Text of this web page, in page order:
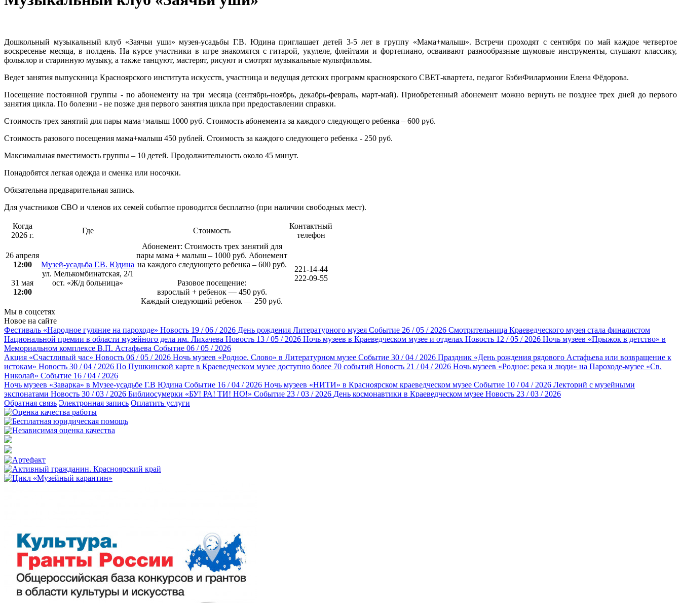
Дошкольный музыкальный клуб «Заячьи уши» музея-усадьбы Г.В. Юдина приглашает детей 3-5 лет в группу «Мама+малыш». Встречи проходят с сентября по май каждое четвертое
воскресенье месяца, в полдень. На курсе участники в игре знакомятся с гитарой, укулеле, флейтами и фортепиано, осваивают разнообразные шумовые инструменты, слушают классику,
фольклор и старинную музыку, а также танцуют, мастерят, рисуют и смотрят музыкальные мультфильмы.
Ведет занятия выпускница Красноярского института искусств, участница и ведущая детских программ красноярского СВЕТ-квартета, педагог БэбиФилармонии Елена Фёдорова.
Посещение постоянной группы - по абонементу на три месяца (сентябрь-ноябрь, декабрь-февраль, март-май). Приобретенный абонемент можно вернуть не позднее трех дней до первого
занятия цикла. По болезни - не позже дня первого занятия цикла при предоставлении справки.
Стоимость трех занятий для пары мама+малыш 1000 руб. Стоимость абонемента за каждого следующего ребенка – 600 руб.
Стоимость разового посещения мама+малыш 450 рублей. Стоимость за каждого следующего ребенка - 250 руб.
Максимальная вместимость группы – 10 детей. Продолжительность около 45 минут.
Понадобятся легкая одежда и сменка или носочки.
Обязательна предварительная запись.
Для участников СВО и членов их семей событие проводится бесплатно (при наличии свободных мест).
Когда
2026 г.
Где Стоимость
Контактный
телефон
26 апреля
12:00
31 мая
12:00
Музей-усадьба Г.В. Юдина
ул. Мелькомбинатская, 2/1
ост. «Ж/д больница»
Абонемент: Стоимость трех занятий для
пары мама + малыш – 1000 руб. Абонемент
на каждого следующего ребенка – 600 руб.
Разовое посещение:
взрослый + ребенок — 450 руб.
Каждый следующий ребенок — 250 руб.
221-14-44
222-09-55
Мы в соцсетях
Новое на сайте
Фестиваль «Народное гуляние на пароходе» Новость 19 / 06 / 2026 День рождения Литературного музея Событие 26 / 05 / 2026 Смотрительница Краеведческого музея стала финалистом
Национальной премии в области музейного дела им. Лихачева Новость 13 / 05 / 2026 Ночь музеев в Краеведческом музее и отделах Новость 12 / 05 / 2026 Ночь музеев «Прыжок в детство» в
Мемориальном комплексе В.П. Астафьева Событие 06 / 05 / 2026
Акция «Счастливый час» Новость 06 / 05 / 2026 Ночь музеев «Родное. Слово» в Литературном музее Событие 30 / 04 / 2026 Праздник «День рождения рядового Астафьева или возвращение к
истокам» Новость 30 / 04 / 2026 По Пушкинской карте в Краеведческом музее доступно более 70 событий Новость 21 / 04 / 2026 Ночь музеев «Родное: река и люди» на Пароходе-музее «Св.
Николай» Событие 16 / 04 / 2026
Ночь музеев «Заварка» в Музее-усадьбе Г.В Юдина Событие 16 / 04 / 2026 Ночь музеев «НИТИ» в Красноярском краеведческом музее Событие 10 / 04 / 2026 Лекторий с музейными
экспонатами Новость 30 / 03 / 2026 Библиосумерки «БУ! РА! ТИ! НО!» Событие 23 / 03 / 2026 День космонавтики в Краеведческом музее Новость 23 / 03 / 2026
Обратная связь Электронная запись Оплатить услуги